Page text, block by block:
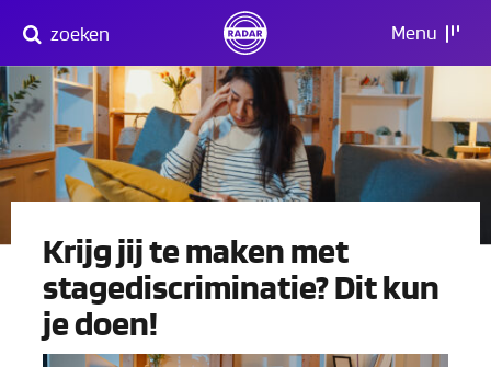
naar
content
zoeken Menu
Krijg jij te maken met
stagediscriminatie? Dit kun
je doen!